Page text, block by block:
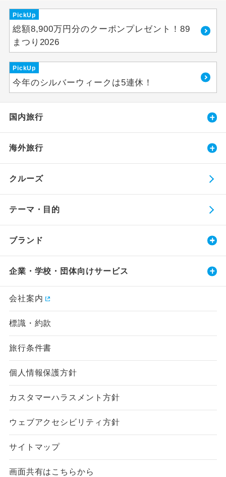
PickUp
総額8,900万円分のクーポンプレゼント！89
まつり2026
PickUp
今年のシルバーウィークは5連休！
国内旅行
海外旅行
クルーズ
テーマ・目的
ブランド
企業・学校・団体向けサービス
会社案内
標識・約款
旅行条件書
個人情報保護方針
カスタマーハラスメント方針
ウェブアクセシビリティ方針
サイトマップ
画面共有はこちらから